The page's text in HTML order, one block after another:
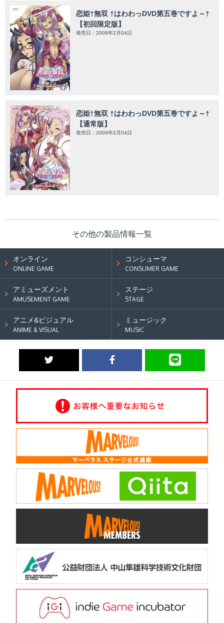
恋姫†無双 †はわわっDVD第五巻ですよ～†
【初回限定版】
発売日：2009年2月04日
恋姫†無双 †はわわっDVD第五巻ですよ～†
【通常版】
発売日：2009年2月04日
その他の製品情報一覧
オンライン
ONLINE GAME
コンシューマ
CONSUMER GAME
アミューズメント
AMUSEMENT GAME
ステージ
STAGE
アニメ&ビジュアル
ANIME & VISUAL
ミュージック
MUSIC